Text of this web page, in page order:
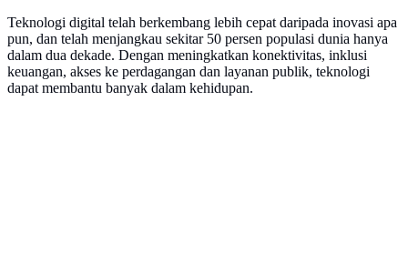
Teknologi digital telah berkembang lebih cepat daripada inovasi apa
pun, dan telah menjangkau sekitar 50 persen populasi dunia hanya
dalam dua dekade. Dengan meningkatkan konektivitas, inklusi
keuangan, akses ke perdagangan dan layanan publik, teknologi
dapat membantu banyak dalam kehidupan.